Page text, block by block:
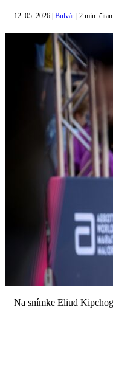
12. 05. 2026 Bulvár 2 min.
Na snímke Eliud